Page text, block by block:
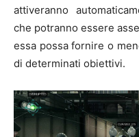
attiveranno
che potranno essere
essa possa fornire o
di determinati obiettivi.